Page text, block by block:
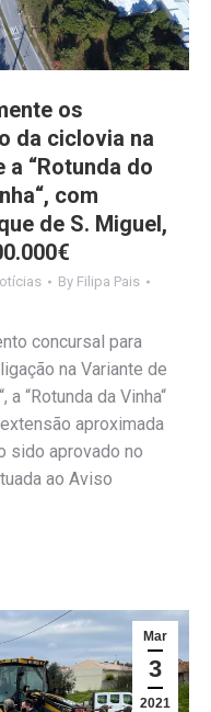
os
da ciclovia na
a “Rotunda do
com
de S. Miguel,
By Filipa Pais
concursal para
na Variante de
a “Rotunda da Vinha“
aproximada
sido aprovado no
ao Aviso
Mar
3
2021